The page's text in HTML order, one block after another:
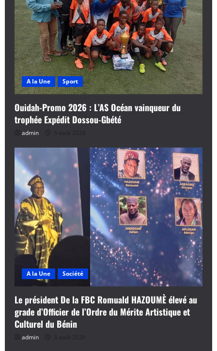
A la Une Sport
Ouidah-Promo 2026 : L’AS Océan vainqueur du
trophée Expédit Dossou-Gbété
admin 5 août 2026
A la Une Société
Le président De la FBC Romuald HAZOUMÈ élevé au
grade d’Officier de l’Ordre du Mérite Artistique et
Culturel du Bénin
admin 3 août 2026